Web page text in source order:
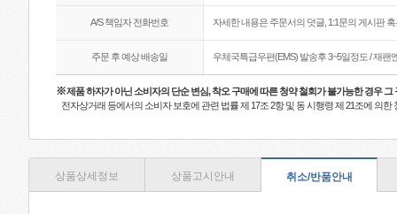
A/S 책임자 전화번호 자세한 내용은 주문서의 덧글, 1:1문의 게시판
주문 후 예상 배송일 우체국특급우편(EMS) 발송후 3~5일정도 / 재
※제품 하자가 아닌 소비자의 단순 변심, 착오 구매에 따른 청약 철회가 불가능한 경우 그
전자상거래 등에서의 소비자 보호에 관련 법률 제 17조 2항 및 동 시행령 제 21조에 의
상품상세정보 상품고시안내 취소/반품안내